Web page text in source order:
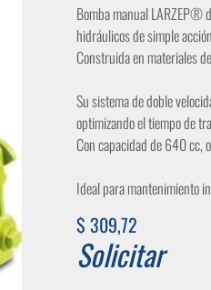
Bomba manual LARZEP®
hidráulicos de simple
Construida en materiales
Su sistema de doble
optimizando el tiempo de
Con capacidad de 640 cc,
Ideal para mantenimiento
$ 309,72
Solicitar